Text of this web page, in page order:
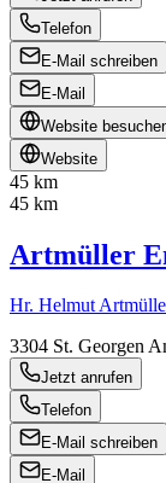
Telefon
E-Mail schreiben
E-Mail
Website
Website
45 km
45 km
Artmüller
Hr. Helmut
3304 St. Georgen
Jetzt anrufen
Telefon
E-Mail schreiben
E-Mail